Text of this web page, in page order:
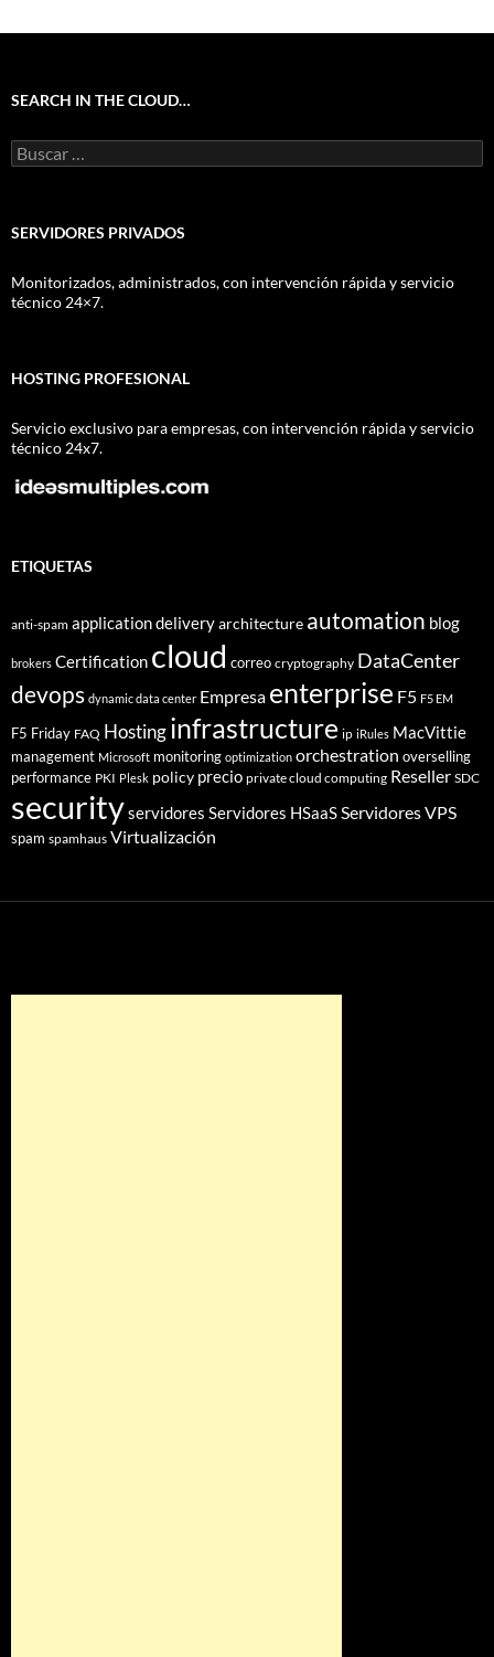
SEARCH IN THE CLOUD…
Buscar:
SERVIDORES PRIVADOS
Monitorizados, administrados, con intervención rápida y servicio
técnico 24×7.
HOSTING PROFESIONAL
Servicio exclusivo para empresas, con intervención rápida y servicio
técnico 24x7.
ETIQUETAS
anti-spam application deliveryarchitecture automation blog
brokers Certification cloud correo cryptography DataCenter
devops dynamic data center Empresa enterprise F5 F5 EM
F5 Friday FAQ Hostinginfrastructure ip iRules MacVittie
management Microsoft monitoring optimization orchestration overselling
performance PKI Plesk policy precio private cloud computing Reseller SDC
securityservidores Servidores HSaaSServidores VPS
spam spamhaus Virtualización